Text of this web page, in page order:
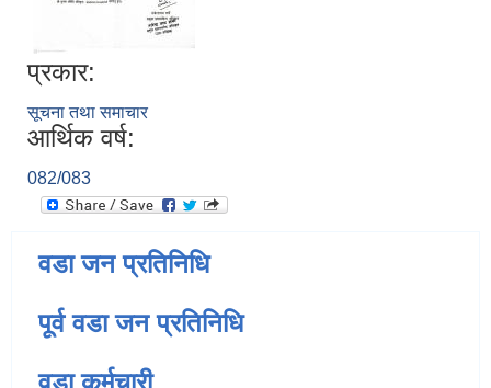
प्रकार:
सूचना तथा समाचार
आर्थिक वर्ष:
082/083
वडा जन प्रतिनिधि
पूर्व वडा जन प्रतिनिधि